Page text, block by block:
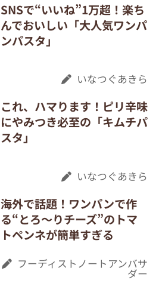
SNSで“いいね”1万超！楽ち
んでおいしい「大人気ワンパ
ンパスタ」
いなつぐあきら
これ、ハマります！ピリ辛味
にやみつき必至の「キムチパ
スタ」
いなつぐあきら
海外で話題！ワンパンで作
る“とろ～りチーズ”のトマ
トペンネが簡単すぎる
フーディストノートアンバサ
ダー